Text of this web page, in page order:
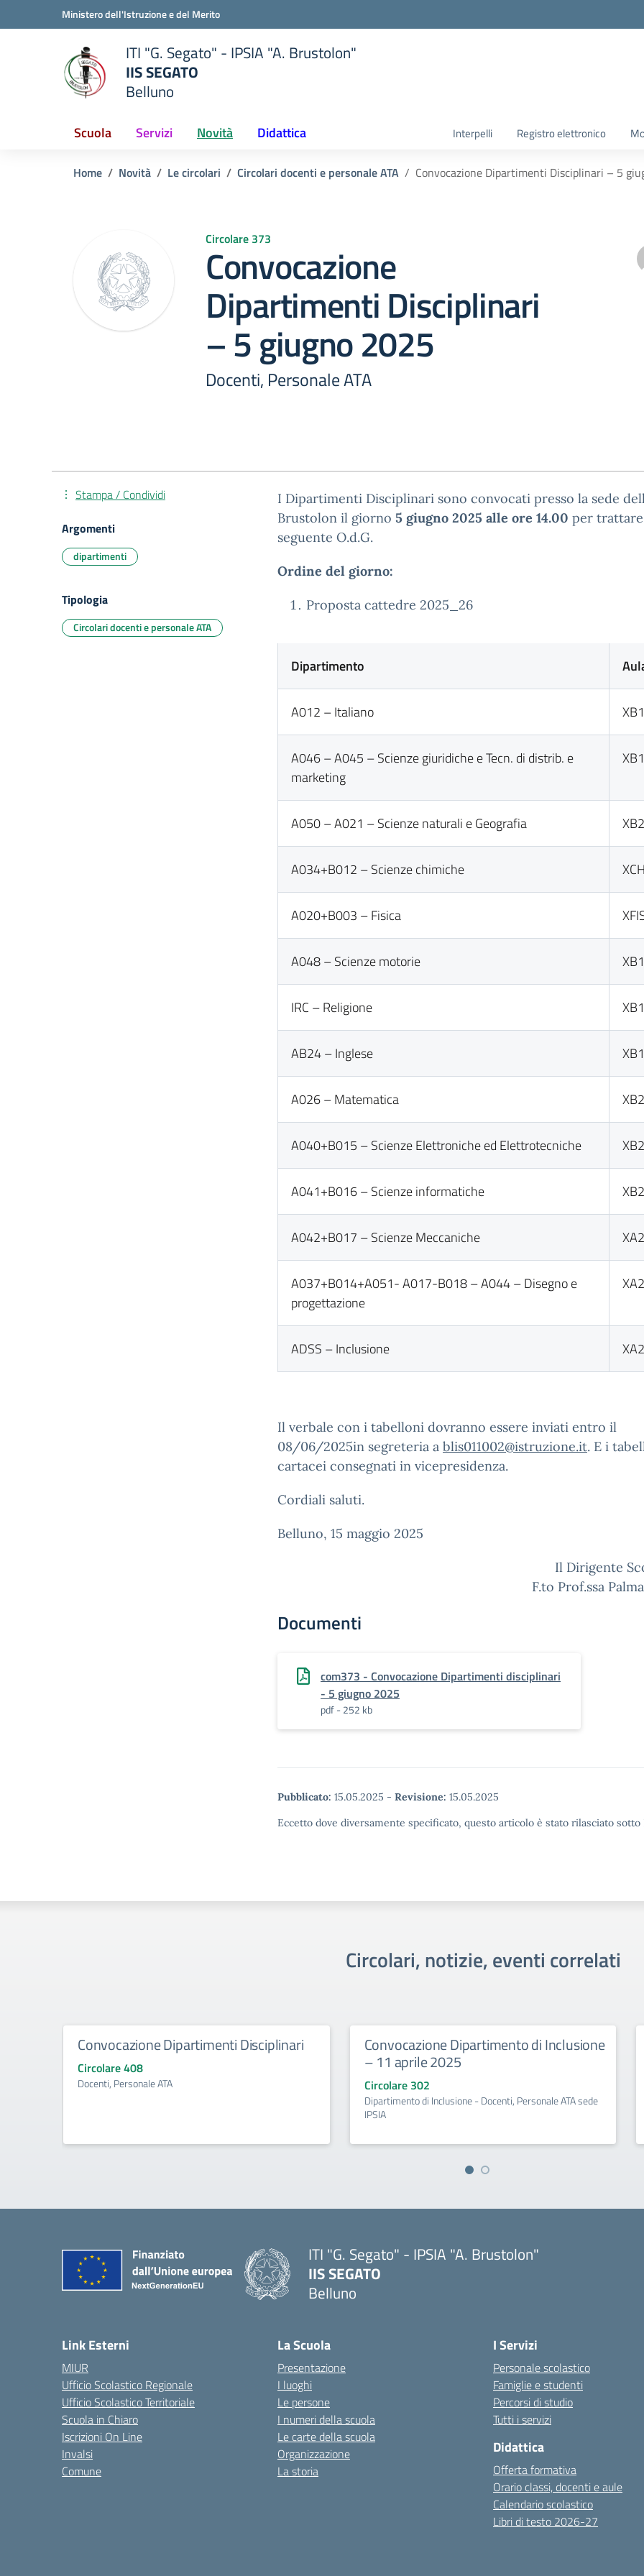
Vai ai contenuti
Vai al menu di navigazioneMinistero dell'Istruzione e del Merito
scuola
ITI "G. Segato" - IPSIA "A. Brustolon"
IIS SEGATO
Belluno
Scuola Servizi Novità Didattica Interpelli Registro elettronico
Home Novità Le circolari Circolari docenti e personale ATA Convocazione Dipartimenti Disciplinari – 5
Circolare 373
Convocazione
Dipartimenti Disciplinari
– 5 giugno 2025
Docenti, Personale ATA
I Dipartimenti Disciplinari sono convocati presso la sede
Brustolon il giorno 5 giugno 2025 alle ore 14.00 per
seguente O.d.G.
Ordine del giorno:
Proposta cattedre 2025_26
Dipartimento
A012 – Italiano
A046 – A045 – Scienze giuridiche e Tecn. di distrib. e
marketing
A050 – A021 – Scienze naturali e Geografia
A034+B012 – Scienze chimiche
A020+B003 – Fisica
A048 – Scienze motorie
IRC – Religione
AB24 – Inglese
A026 – Matematica
A040+B015 – Scienze Elettroniche ed Elettrotecniche
A041+B016 – Scienze informatiche
A042+B017 – Scienze Meccaniche
A037+B014+A051- A017-B018 – A044 – Disegno e
progettazione
ADSS – Inclusione
Il verbale con i tabelloni dovranno essere inviati entro il
08/06/2025in segreteria a blis011002@istruzione.it. E i
cartacei consegnati in vicepresidenza.
Cordiali saluti.
Belluno, 15 maggio 2025
Il Dirigente
F.to Prof.ssa
Documenti
com373 - Convocazione Dipartimenti disciplinari
- 5 giugno 2025
pdf - 252 kb
Pubblicato: 15.05.2025 - Revisione: 15.05.2025
Eccetto dove diversamente specificato, questo articolo è stato rilasciato
Stampa / Condividi
Argomenti
dipartimenti
Tipologia
Circolari docenti e personale ATA
Circolari, notizie, eventi correlati
Convocazione Dipartimenti Disciplinari
Circolare 408
Docenti, Personale ATA
Convocazione Dipartimento di Inclusione
– 11 aprile 2025
Circolare 302
Dipartimento di Inclusione - Docenti, Personale ATA sede
IPSIA
ITI "G. Segato" - IPSIA "A. Brustolon"
IIS SEGATO
Belluno
Link Esterni
MIUR
Ufficio Scolastico Regionale
Ufficio Scolastico Territoriale
Scuola in Chiaro
Iscrizioni On Line
Invalsi
Comune
La Scuola
Presentazione
I luoghi
Le persone
I numeri della scuola
Le carte della scuola
Organizzazione
La storia
I Servizi
Personale scolastico
Famiglie e studenti
Percorsi di studio
Tutti i servizi
Didattica
Offerta formativa
Orario classi, docenti e aule
Calendario scolastico
Libri di testo 2026-27